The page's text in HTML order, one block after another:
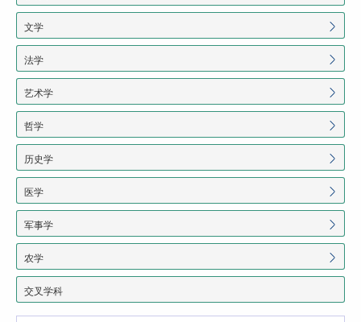
文学
法学
艺术学
哲学
历史学
医学
军事学
农学
交叉学科